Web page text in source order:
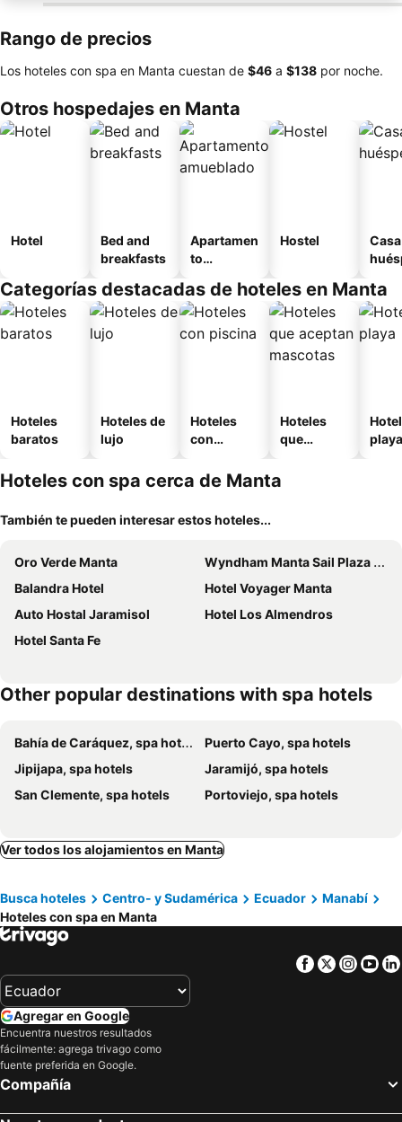
Rango de precios
Los hoteles con spa en Manta cuestan de ‎$46 a ‎$138 por noche.
Otros hospedajes en Manta
Hotel
Bed and
breakfasts
Apartamen
to
o
Hostel
Categorías destacadas de hoteles en Manta
Hoteles
baratos
Hoteles de
lujo
Hoteles
con
Hoteles
que
playa
Hoteles con spa cerca de Manta
También te pueden interesar estos hoteles...
Oro Verde Manta
Wyndham Manta Sail Plaza Hotel and Convention Center
Balandra Hotel
Hotel Voyager Manta
Auto Hostal Jaramisol
Hotel Los Almendros
Hotel Santa Fe
Other popular destinations with spa hotels
Bahía de Caráquez, spa hotels
Puerto Cayo, spa hotels
Jipijapa, spa hotels
Jaramijó, spa hotels
San Clemente, spa hotels
Portoviejo, spa hotels
Ver todos los alojamientos en Manta
Busca hoteles Centro- y Sudamérica Ecuador
Manabí
Hoteles con spa en Manta
Facebook
Twitter
Agregar en Google
Encuentra nuestros resultados
fácilmente: agrega trivago como
fuente preferida en Google.
Compañía